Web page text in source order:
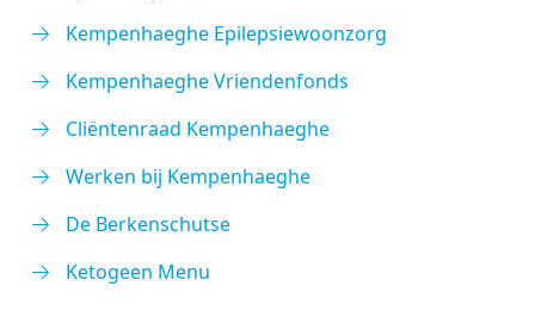
Kempenhaeghe Epilepsiewoonzorg
Kempenhaeghe Vriendenfonds
Cliëntenraad Kempenhaeghe
Werken bij Kempenhaeghe
De Berkenschutse
Ketogeen Menu